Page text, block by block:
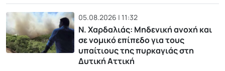
05.08.2026 | 11:32
Ν. Χαρδαλιάς: Μηδενική ανοχή και
σε νομικό επίπεδο για τους
υπαίτιους της πυρκαγιάς στη
Δυτική Αττική